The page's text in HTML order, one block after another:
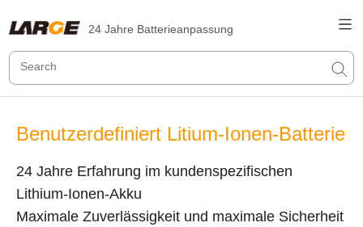
24 Jahre Batterieanpassung
Benutzerdefiniert Litium-Ionen-Batterie
24 Jahre Erfahrung im kundenspezifischen
Lithium-Ionen-Akku
Maximale Zuverlässigkeit und maximale Sicherheit